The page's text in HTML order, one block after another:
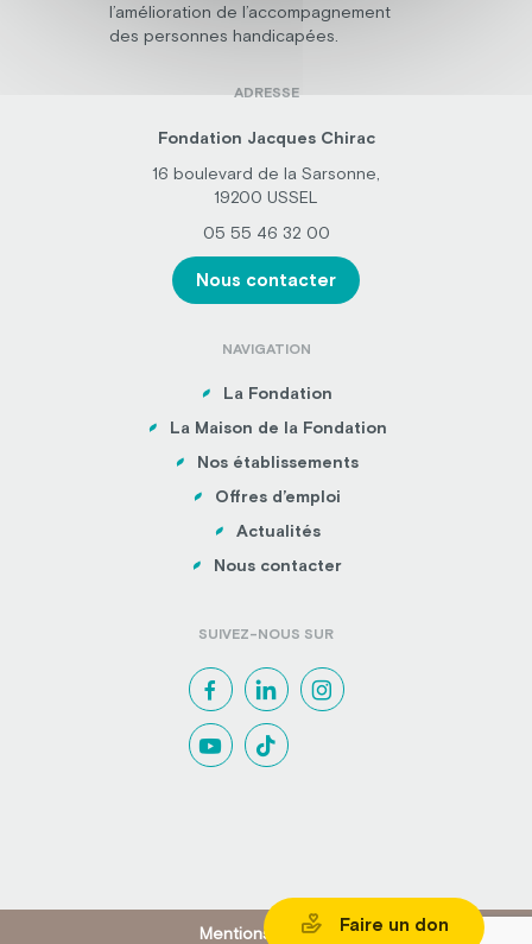
l’amélioration de l’accompagnement
des personnes handicapées.
ADRESSE
Fondation Jacques Chirac
16 boulevard de la Sarsonne,
19200 USSEL
05 55 46 32 00
Nous contacter
NAVIGATION
La Fondation
La Maison de la Fondation
Nos établissements
Offres d’emploi
Actualités
Nous contacter
SUIVEZ-NOUS SUR
Mentions légales Faire un don